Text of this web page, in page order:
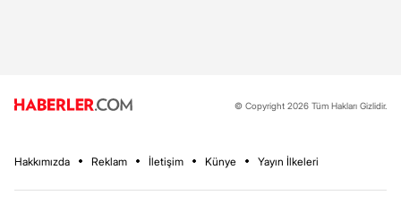
© Copyright 2026 Tüm Hakları Gizlidir.
Hakkımızda Reklam İletişim Künye Yayın İlkeleri